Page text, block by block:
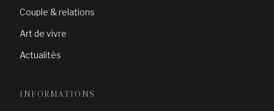
Couple & relations
Art de vivre
Actualités
INFORMATIONS